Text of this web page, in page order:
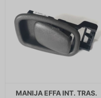
MANIJA EFFA INT. TRAS.